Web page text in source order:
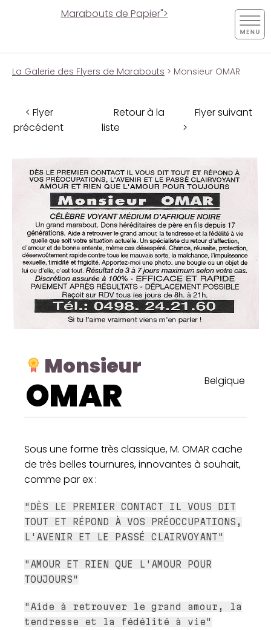
Marabouts de Papier">
La Galerie des Flyers de Marabouts > Monsieur OMAR
< Flyer
précédent
Retour à la
liste
Flyer suivant
>
Monsieur
OMAR Belgique
Sous une forme très classique, M. OMAR cache
de très belles tournures, innovantes à souhait,
comme par ex :
"DÈS LE PREMIER CONTACT IL VOUS DIT
TOUT ET RÉPOND À VOS PRÉOCCUPATIONS,
L'AVENIR ET LE PASSÉ CLAIRVOYANT"
"AMOUR ET RIEN QUE L'AMOUR POUR
TOUJOURS"
"Aide à retrouver le grand amour, la
tendresse et la fédélité à vie"